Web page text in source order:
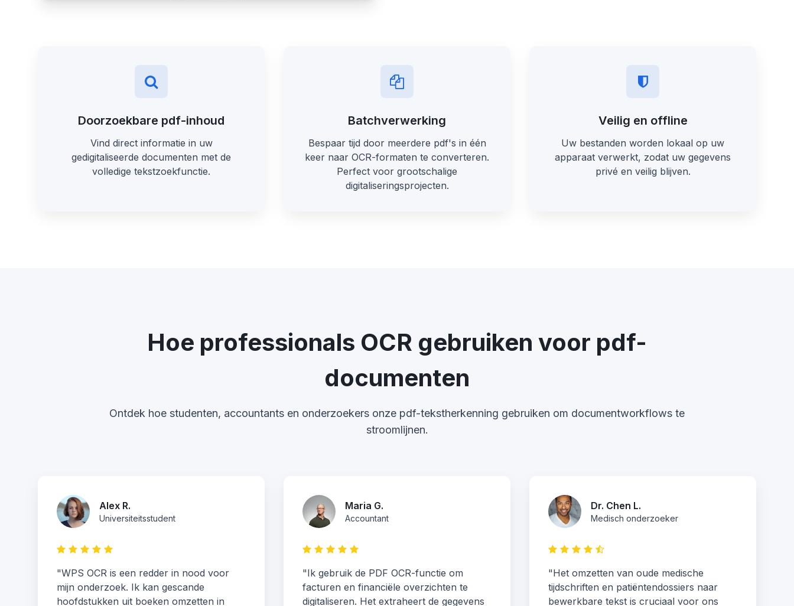
Doorzoekbare pdf-inhoud
Vind direct informatie in uw
gedigitaliseerde documenten met de
volledige tekstzoekfunctie.
Batchverwerking
Bespaar tijd door meerdere pdf's in één
keer naar OCR-formaten te converteren.
Perfect voor grootschalige
digitaliseringsprojecten.
Veilig en offline
Uw bestanden worden lokaal op uw
apparaat verwerkt, zodat uw gegevens
privé en veilig blijven.
Hoe professionals OCR gebruiken voor pdf-
documenten
Ontdek hoe studenten, accountants en onderzoekers onze pdf-tekstherkenning gebruiken om documentworkflows te
stroomlijnen.
Alex R.
Universiteitsstudent
"WPS OCR is een redder in nood voor
mijn onderzoek. Ik kan gescande
hoofdstukken uit boeken omzetten in
Maria G.
Accountant
"Ik gebruik de PDF OCR-functie om
facturen en financiële overzichten te
digitaliseren. Het extraheert de gegevens
Dr. Chen L.
Medisch onderzoeker
"Het omzetten van oude medische
tijdschriften en patiëntendossiers naar
bewerkbare tekst is cruciaal voor ons